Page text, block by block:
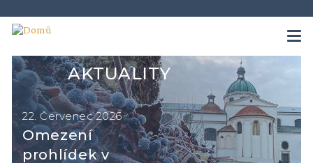
AKTUALITY
22. Červenec 2026
Omezení
prohlídek v